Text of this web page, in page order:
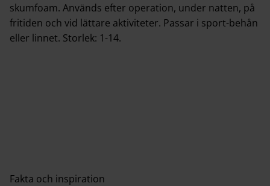
skumfoam. Används efter operation, under natten, på
fritiden och vid lättare aktiviteter. Passar i sport-behån
eller linnet. Storlek: 1-14.
Fakta och inspiration